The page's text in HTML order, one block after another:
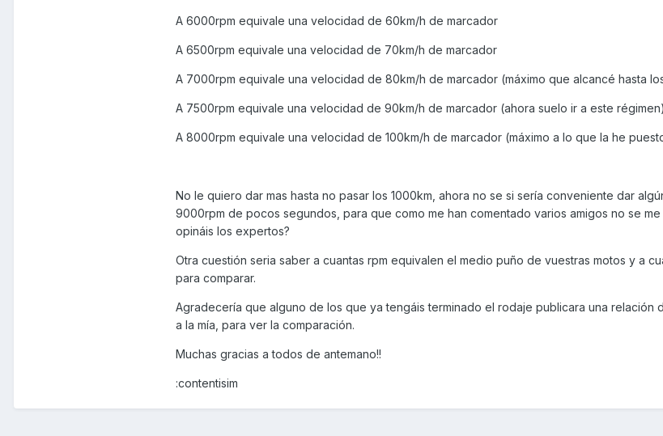
A 6000rpm equivale una velocidad de 60km/h de marcador
A 6500rpm equivale una velocidad de 70km/h de marcador
A 7000rpm equivale una velocidad de 80km/h de marcador (máximo que alcancé hasta
A 7500rpm equivale una velocidad de 90km/h de marcador (ahora suelo ir a este régimen)
A 8000rpm equivale una velocidad de 100km/h de marcador (máximo a lo que la he
No le quiero dar mas hasta no pasar los 1000km, ahora no se si sería conveniente dar
9000rpm de pocos segundos, para que como me han comentado varios amigos no se me
opináis los expertos?
Otra cuestión seria saber a cuantas rpm equivalen el medio puño de vuestras motos y a
para comparar.
Agradecería que alguno de los que ya tengáis terminado el rodaje publicara una relación
a la mía, para ver la comparación.
Muchas gracias a todos de antemano!!
:contentisim